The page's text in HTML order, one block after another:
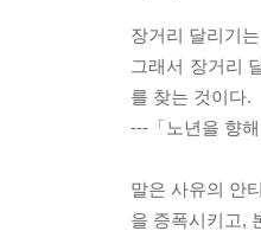
장거리 달리기
그래서 장거리
를 찾는 것이다.
---「노년을 향
말은 사유의 안
을 증폭시키고,